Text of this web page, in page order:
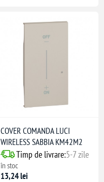
COVER COMANDA LUCI
WIRELESS SABBIA KM42M2
Timp de livrare:5-7 zile
în stoc
13,24 lei